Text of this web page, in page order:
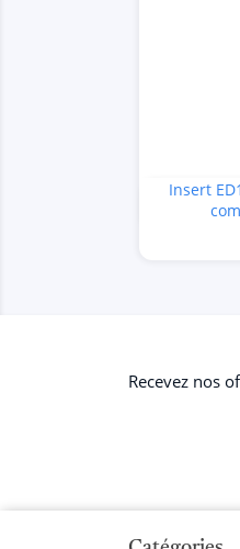
Insert
Recevez nos